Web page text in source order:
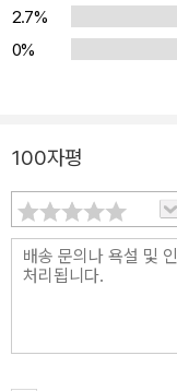
2.7%
0%
100자평